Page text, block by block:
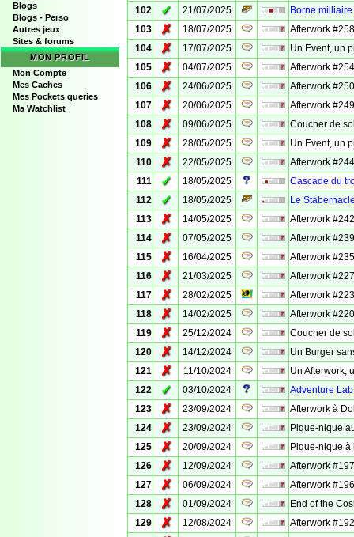
Blogs
Blogs - Perso
Autres jeux
Sites & forums
MON PROFIL
Mon Compte
Mes Caches
Mes Pockets queries
Ma Watchlist
102
✓ 21/07/2025
Borne
103
✗ 18/07/2025
Afterwork
104
✗ 17/07/2025
Un Event, un
105
✗ 04/07/2025
Afterwork
106
✗ 24/06/2025
Afterwork
107
✗ 20/06/2025
Afterwork
108
✗ 09/06/2025
Coucher de
109
✗ 28/05/2025
Un Event, un
110
✗ 22/05/2025
Afterwork
111
✓ 18/05/2025
Cascade du
112
✓ 18/05/2025
Le
113
✗ 14/05/2025
Afterwork
114
✗ 07/05/2025
Afterwork
115
✗ 16/04/2025
Afterwork
116
✗ 21/03/2025
Afterwork
117
✗ 28/02/2025
Afterwork
118
✗ 14/02/2025
Afterwork
119
✗ 25/12/2024
Coucher de
120
✗ 14/12/2024
Un Burger
121
✗ 11/10/2024
Un Afterwork,
122
✓ 03/10/2024
Adventure
123
✗ 23/09/2024
Afterwork à
124
✗ 23/09/2024
Pique-nique
125
✗ 20/09/2024
Pique-nique
126
✗ 12/09/2024
Afterwork
127
✗ 06/09/2024
Afterwork
128
✗ 01/09/2024
End of the
129
✗ 12/08/2024
Afterwork